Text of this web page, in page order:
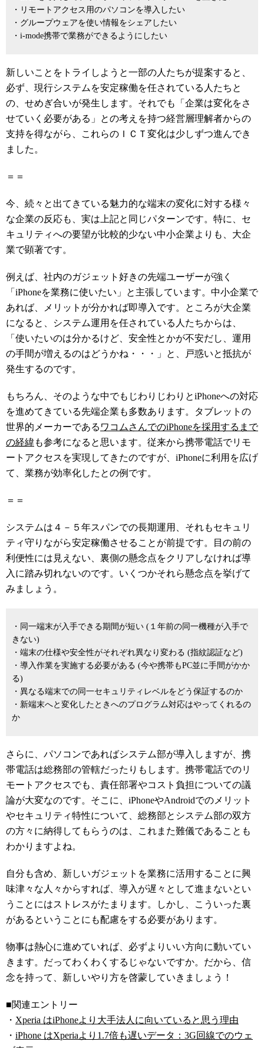
・リモートアクセス用のパソコンを導入したい
・グループウェアを使い情報をシェアしたい
・i-mode携帯で業務ができるようにしたい
新しいことをトライしようと一部の人たちが提案すると、
必ず、現行システムを安定稼働を任されている人たちと
の、せめぎ合いが発生します。それでも「企業は変化をさ
せていく必要がある」との考えを持つ経営層理解者からの
支持を得ながら、これらのＩＣＴ変化は少しずつ進んでき
ました。
＝＝
今、続々と出てきている魅力的な端末の変化に対する様々
な企業の反応も、実は上記と同じパターンです。特に、セ
キュリティへの要望が比較的少ない中小企業よりも、大企
業で顕著です。
例えば、社内のガジェット好きの先端ユーザーが強く
「iPhoneを業務に使いたい」と主張しています。中小企業で
あれば、メリットが分かれば即導入です。ところが大企業
になると、システム運用を任されている人たちからは、
「使いたいのは分かるけど、安全性とかが不安だし、運用
の手間が増えるのはどうかね・・・」と、戸惑いと抵抗が
発生するのです。
もちろん、そのような中でもじわりじわりとiPhoneへの対応
を進めてきている先端企業も多数あります。タブレットの
世界的メーカーである ワコムさんでのiPhoneを採用するまで
の経緯も参考になると思います。従来から携帯電話でリモ
ートアクセスを実現してきたのですが、iPhoneに利用を広げ
て、業務が効率化したとの例です。
＝＝
システムは４－５年スパンでの長期運用、それもセキュリ
ティ守りながら安定稼働させることが前提です。目の前の
利便性には見えない、裏側の懸念点をクリアしなければ導
入に踏み切れないのです。いくつかそれら懸念点を挙げて
みましょう。
・同一端末が入手できる期間が短い (１年前の同一機種が入手で
きない)
・端末の仕様や安全性がそれぞれ異なり変わる (指紋認証など)
・導入作業を実施する必要がある (今や携帯もPC並に手間がかか
る)
・異なる端末での同一セキュリティレベルをどう保証するのか
・新端末へと変化したときへのプログラム対応はやってくれるの
か
さらに、パソコンであればシステム部が導入しますが、携
帯電話は総務部の管轄だったりもします。携帯電話でのリ
モートアクセスでも、責任部署やコスト負担についての議
論が大変なのです。そこに、iPhoneやAndroidでのメリット
やセキュリティ特性について、総務部とシステム部の双方
の方々に納得してもらうのは、これまた難儀であることも
わかりますよね。
自分も含め、新しいガジェットを業務に活用することに興
味津々な人々からすれば、導入が遅々として進まないとい
うことにはストレスがたまります。しかし、こういった裏
があるということにも配慮をする必要があります。
物事は熱心に進めていれば、必ずよりいい方向に動いてい
きます。だってわくわくするじゃないですか。だから、信
念を持って、新しいやり方を啓蒙していきましょう！
■関連エントリー
・ Xperia はiPhoneより大手法人に向いていると思う理由
・ iPhone はXperiaより1.7倍も遅いデータ：3G回線でのウェ